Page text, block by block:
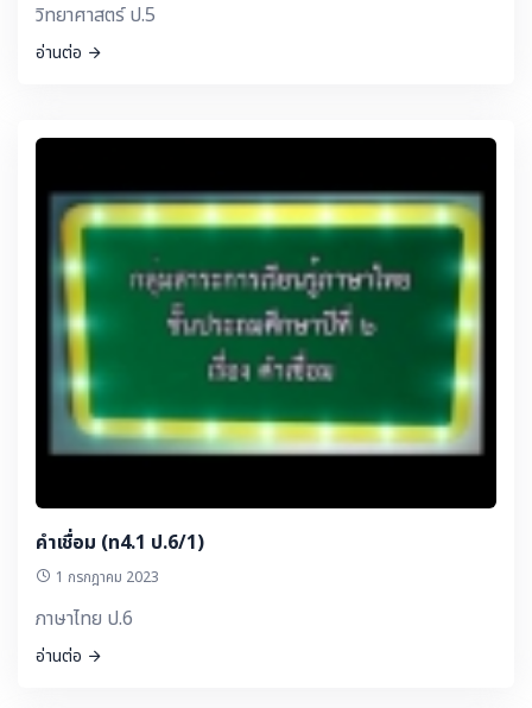
วิทยาศาสตร์ ป.5
อ่านต่อ
คำเชื่อม (ท4.1 ป.6/1)
1 กรกฎาคม 2023
ภาษาไทย ป.6
อ่านต่อ